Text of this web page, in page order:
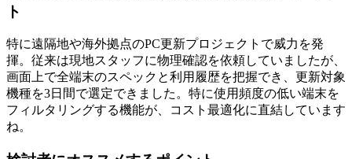
ト
特に遠隔地や海外拠点のPC更新プロジェクトで威力を発
揮。従来は現地スタッフに物理確認を依頼していましたが、
画面上で全端末のスペックと利用履歴を把握でき、更新対象
機種を3日間で選定できました。特に使用頻度の低い端末を
フィルタリングする機能が、コスト最適化に直結しています
ね。